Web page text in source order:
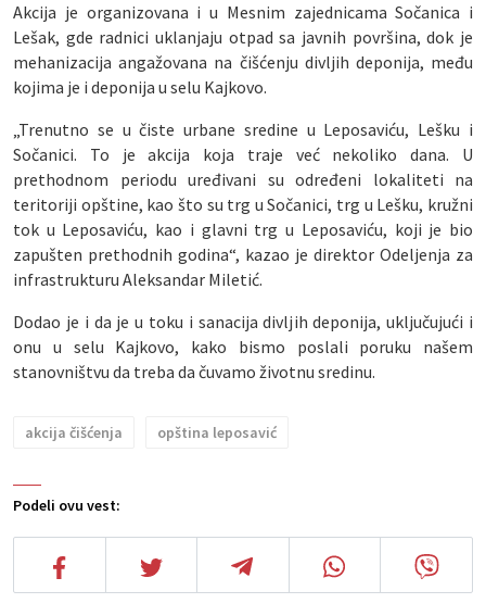
Podeli ovu vest:
Akcija je organizovana i u Mesnim zajednicama Sočanica i
Lešak, gde radnici uklanjaju otpad sa javnih površina, dok je
mehanizacija angažovana na čišćenju divljih deponija, među
kojima je i deponija u selu Kajkovo.
„Trenutno se u čiste urbane sredine u Leposaviću, Lešku i
Sočanici. To je akcija koja traje već nekoliko dana. U
prethodnom periodu uređivani su određeni lokaliteti na
teritoriji opštine, kao što su trg u Sočanici, trg u Lešku, kružni
tok u Leposaviću, kao i glavni trg u Leposaviću, koji je bio
zapušten prethodnih godina“, kazao je direktor Odeljenja za
infrastrukturu Aleksandar Miletić.
Dodao je i da je u toku i sanacija divljih deponija, uključujući i
onu u selu Kajkovo, kako bismo poslali poruku našem
stanovništvu da treba da čuvamo životnu sredinu.
akcija čišćenja opština leposavić